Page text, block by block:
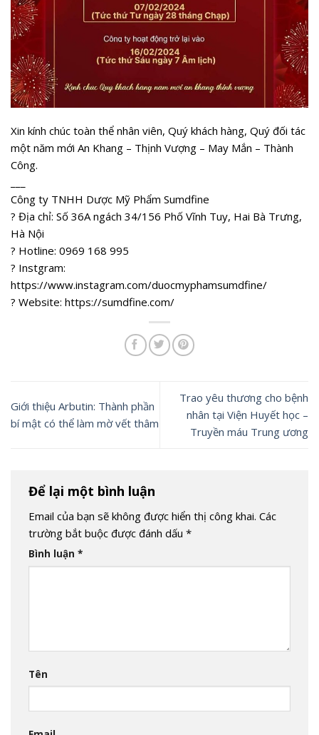
Xin kính chúc toàn thể nhân viên, Quý khách hàng, Quý đối tác
một năm mới An Khang – Thịnh Vượng – May Mắn – Thành
Công.
Công ty TNHH Dược Mỹ Phẩm Sumdfine
? Địa chỉ: Số 36A ngách 34/156 Phố Vĩnh Tuy, Hai Bà Trưng,
Hà Nội
? Hotline: 0969 168 995
? Instgram:
https://www.instagram.com/duocmyphamsumdfine/
? Website: https://sumdfine.com/
Giới thiệu Arbutin: Thành phần
bí mật có thể làm mờ vết thâm
Trao yêu thương cho bệnh
nhân tại Viện Huyết học –
Truyền máu Trung ương
Để lại một bình luận
Email của bạn sẽ không được hiển thị công khai. Các
trường bắt buộc được đánh dấu *
Bình luận *
Tên